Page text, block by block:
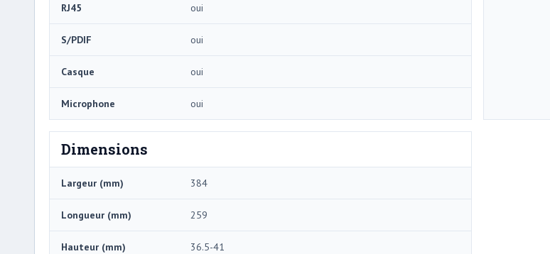
RJ45 oui
S/PDIF oui
Casque oui
Microphone oui
Dimensions
Largeur (mm) 384
Longueur (mm) 259
Hauteur (mm) 36.5-41